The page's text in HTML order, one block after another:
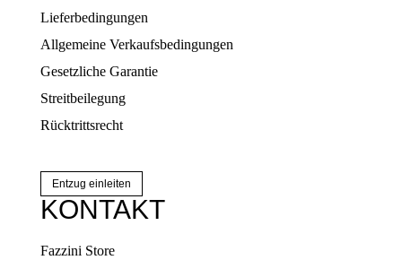
Lieferbedingungen
Allgemeine Verkaufsbedingungen
Gesetzliche Garantie
Streitbeilegung
Rücktrittsrecht
Entzug einleiten
KONTAKT
Fazzini Store